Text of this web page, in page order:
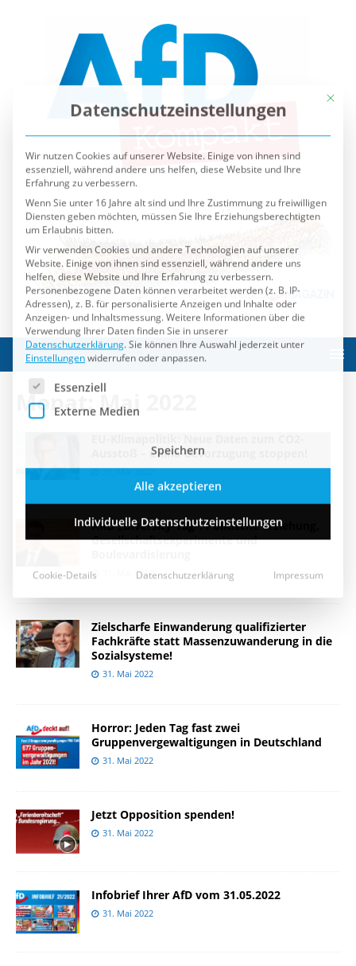
Monat:Mai 2022
Ausstoß – China-Bevorzugung stoppen!
31. Mai 2022
ARD „Diversity-Tag“: Politische Erziehung,
Gesellschaftsexperimente und
31. Mai 2022
Zielscharfe Einwanderung qualifizierter
Fachkräfte statt Massenzuwanderung in die
Sozialsysteme!
31. Mai 2022
Horror: Jeden Tag fast zwei
Gruppenvergewaltigungen in Deutschland
31. Mai 2022
Jetzt Opposition spenden!
31. Mai 2022
Infobrief Ihrer AfD vom 31.05.2022
31. Mai 2022
Datenschutzeinstellungen
Wir nutzen Cookies auf unserer Website. Einige von ihnen sind
Erfahrung zu verbessern.
um Erlaubnis bitten.
Wir verwenden Cookies und andere Technologien auf unserer
Website. Einige von ihnen sind essenziell, während andere uns
helfen, diese Website und Ihre Erfahrung zu verbessern.
Personenbezogene Daten können verarbeitet werden (z. B. IP-
Adressen), z. B. für personalisierte Anzeigen und Inhalte oder
Anzeigen- und Inhaltsmessung.
Weitere Informationen über die
Verwendung Ihrer Daten finden Sie in unserer
Datenschutzerklärung.Sie können Ihre Auswahl jederzeit unter
Einstellungen widerrufen oder anpassen.
Es folgt eine Liste der Service-Gruppen, für die eine
Essenziell
Externe Medien
Alle akzeptieren
Individuelle Datenschutzeinstellungen
Cookie-Details Datenschutzerklärung Impressum